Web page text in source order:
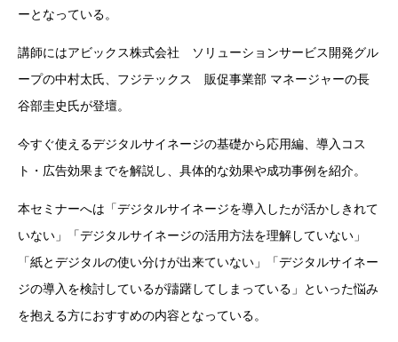
ーとなっている。
講師にはアビックス株式会社 ソリューションサービス開発グル
ープの中村太氏、フジテックス 販促事業部 マネージャーの長
谷部圭史氏が登壇。
今すぐ使えるデジタルサイネージの基礎から応用編、導入コス
ト・広告効果までを解説し、具体的な効果や成功事例を紹介。
本セミナーへは「デジタルサイネージを導入したが活かしきれて
いない」「デジタルサイネージの活用方法を理解していない」
「紙とデジタルの使い分けが出来ていない」「デジタルサイネー
ジの導入を検討しているが躊躇してしまっている」といった悩み
を抱える方におすすめの内容となっている。